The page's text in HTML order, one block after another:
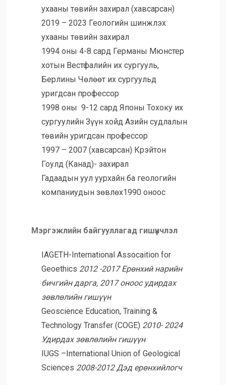
ухааны төвийн захирал (хавсарсан)
2019 – 2023 Геологийн шинжлэх
ухааны төвийн захирал
1994 оны 4-8 сард Германы Мюнстер
хотын Вестфалийн их сургууль,
Берлины Чөлөөт их сургуульд
уригдсан профессор
1998 оны 9-12 сард Японы Тохоку их
сургуулийн Зүүн хойд Азийн судлалын
төвийн уригдсан профессор
1997 – 2007 (хавсарсан) Крэйтон
Гоулд (Канад)- захирал
Гадаадын уул уурхайн ба геологийн
компаниудын зөвлөх1990 оноос
Мэргэжлийн байгууллагад гишүүнчлэл
IAGETH-International Assocaition for
Geoethics 2012 -2017 Ерөнхий нарийн
бичгийн дарга, 2017 оноос удирдах
зөвлөлийн гишүүн
Geoscience Education, Training &
Technology Transfer (COGE) 2010- 2024
Удирдах зөвлөлийн гишүүн
IUGS –International Union of Geological
Sciences 2008-2012 Дэд ерөнхийлогч